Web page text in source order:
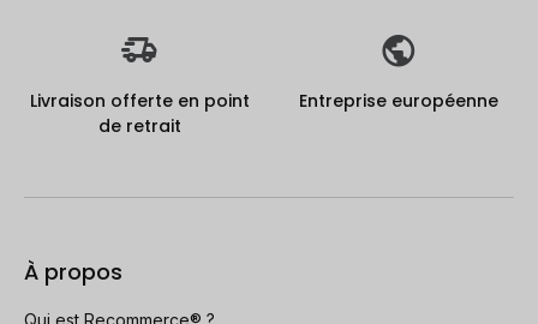
Livraison offerte en point
de retrait
Entreprise européenne
À propos
Qui est Recommerce® ?